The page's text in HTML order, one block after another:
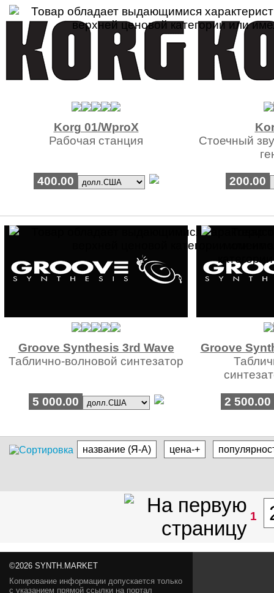
Korg 01/WproX
Рабочая станция
400.00
Стоечный
200.00
Groove Synthesis 3rd Wave
Таблично-волновой синтезатор
5 000.00
Groove
2 500.00
название (Я-А) цена-+
1
©2026 SYNTH.MARKET
Копирование информации допускается только
с указанием прямой ссылки на портал